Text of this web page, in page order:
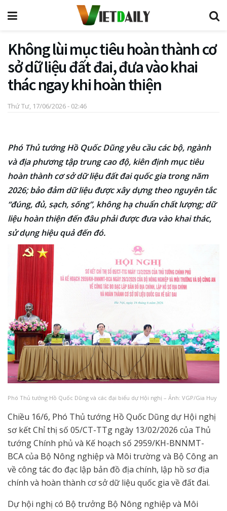
Không lùi mục tiêu hoàn thành cơ
sở dữ liệu đất đai, đưa vào khai
thác ngay khi hoàn thiện
Thứ Tư, 17/06/2026 - 02:46
Phó Thủ tướng Hồ Quốc Dũng yêu cầu các bộ, ngành
và địa phương tập trung cao độ, kiên định mục tiêu
hoàn thành cơ sở dữ liệu đất đai quốc gia trong năm
2026; bảo đảm dữ liệu được xây dựng theo nguyên tắc
“đúng, đủ, sạch, sống”, không hạ chuẩn chất lượng; dữ
liệu hoàn thiện đến đâu phải được đưa vào khai thác,
sử dụng hiệu quả đến đó.
Phó Thủ tướng Hồ Quốc Dũng và các đại biểu dự Hội nghị – Ảnh: VGP/Gia Huy
Chiều 16/6, Phó Thủ tướng Hồ Quốc Dũng dự Hội nghị
sơ kết Chỉ thị số 05/CT-TTg ngày 13/02/2026 của Thủ
tướng Chính phủ và Kế hoạch số 2959/KH-BNNMT-
BCA của Bộ Nông nghiệp và Môi trường và Bộ Công an
về công tác đo đạc lập bản đồ địa chính, lập hồ sơ địa
chính và hoàn thành cơ sở dữ liệu quốc gia về đất đai.
Dự hội nghị có Bộ trưởng Bộ Nông nghiệp và Môi